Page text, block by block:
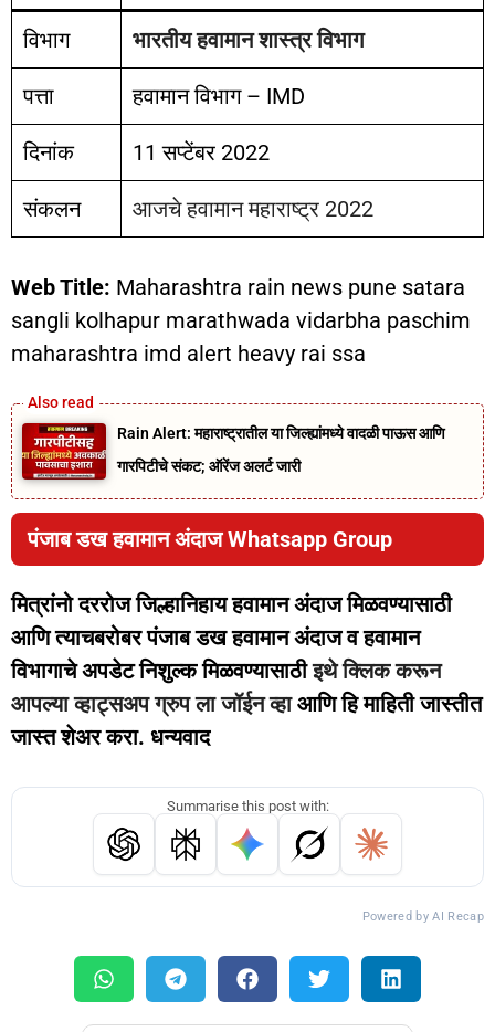
विभाग भारतीय हवामान शास्त्र विभाग
पत्ता हवामान विभाग – IMD
दिनांक 11 सप्टेंबर 2022
संकलन आजचे हवामान महाराष्ट्र 2022
Web Title: Maharashtra rain news pune satara
sangli kolhapur marathwada vidarbha paschim
maharashtra imd alert heavy rai ssa
Rain Alert: महाराष्ट्रातील या जिल्ह्यांमध्ये वादळी पाऊस आणि
गारपिटीचे संकट; ऑरेंज अलर्ट जारी
पंजाब डख हवामान अंदाज Whatsapp Group
मित्रांनो दररोज जिल्हानिहाय हवामान अंदाज मिळवण्यासाठी
आणि त्याचबरोबर पंजाब डख हवामान अंदाज व हवामान
विभागाचे अपडेट निशुल्क मिळवण्यासाठीइथे क्लिक करून
आपल्या व्हाट्सअप ग्रुप ला जॉईन व्हाआणि हि माहिती जास्तीत
जास्त शेअर करा. धन्यवाद
Summarise this post with:
Powered by AI Recap